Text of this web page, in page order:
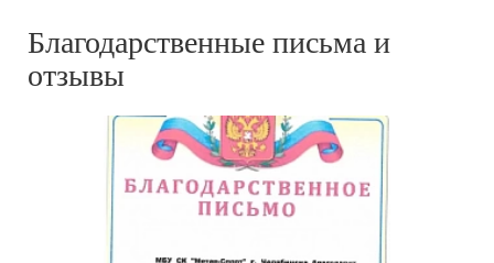
Благодарственные письма и
отзывы